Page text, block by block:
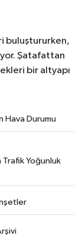
buluştururken,
Şatafattan
bir altyapı
Hava Durumu
Trafik Yoğunluk